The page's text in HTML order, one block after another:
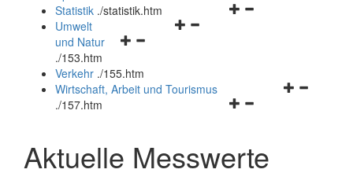
Navigationsmenü
Navigationsmenü
Statistik ./statistik.htm
Navigationsmenü
und
schließen
Umwelt
und Natur
./153.htm
Verkehr ./155.htm
Navigationsmenü
schließen
Wirtschaft, Arbeit und Tourismus
./157.htm
Aktuelle Messwerte